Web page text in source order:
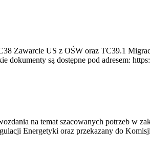
Zawarcie US z OŚW oraz TC39.1
są dostępne pod adresem:
na temat szacowanych potrzeb w
Energetyki oraz przekazany do